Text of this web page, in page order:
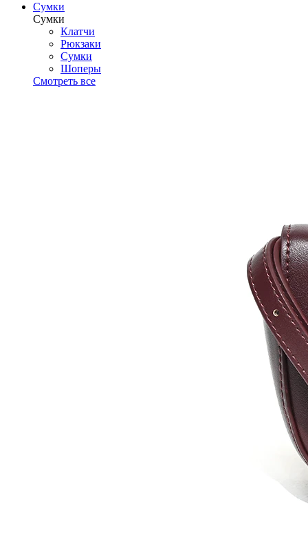
Сумки
Сумки
Клатчи
Рюкзаки
Сумки
Шоперы
Смотреть все